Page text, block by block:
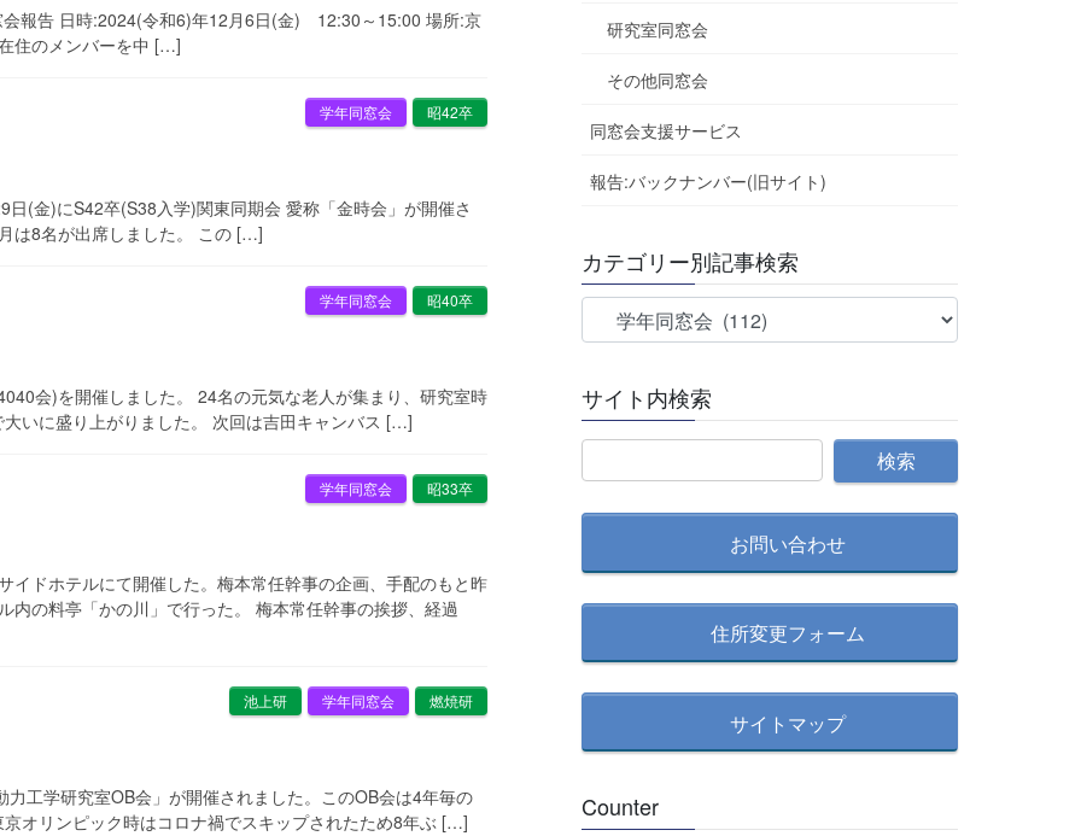
報告 日時:2024(令和6)年12月6日(金) 12:30～15:00 場所:京
住のメンバーを中 […]
昭42卒
学年同窓会
(金)にS42卒(S38入学)関東同期会 愛称「金時会」が開催さ
は8名が出席しました。 この […]
昭40卒
学年同窓会
会)を開催しました。 24名の元気な老人が集まり、研究室時
いに盛り上がりました。 次回は吉田キャンバス […]
昭33卒
学年同窓会
ドホテルにて開催した。梅本常任幹事の企画、手配のもと昨
の料亭「かの川」で行った。 梅本常任幹事の挨拶、経過
燃焼研
学年同窓会
池上研
工学研究室OB会」が開催されました。このOB会は4年毎の
オリンピック時はコロナ禍でスキップされたため8年ぶ […]
研究室同窓会
その他同窓会
同窓会支援サービス
報告:バックナンバー(旧サイト)
カテゴリー別記事検索
カ
テ
リ
ー
記
事
索
サイト内検索
お問い合わせ
住所変更フォーム
サイトマップ
Counter